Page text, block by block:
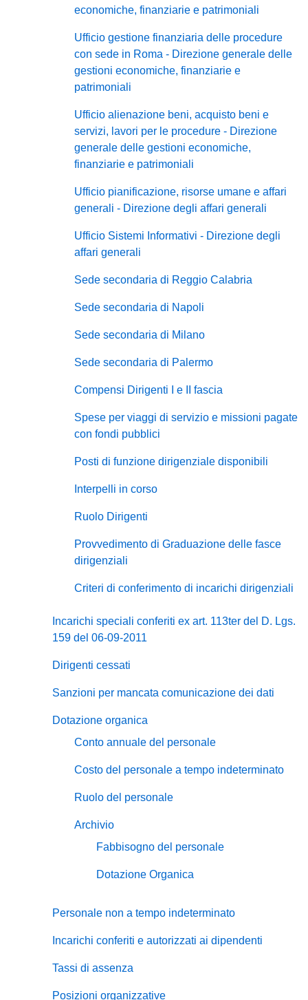
economiche, finanziarie e patrimoniali
Ufficio gestione finanziaria delle procedure
con sede in Roma - Direzione generale delle
gestioni economiche, finanziarie e
patrimoniali
Ufficio alienazione beni, acquisto beni e
servizi, lavori per le procedure - Direzione
generale delle gestioni economiche,
finanziarie e patrimoniali
Ufficio pianificazione, risorse umane e affari
generali - Direzione degli affari generali
Ufficio Sistemi Informativi - Direzione degli
affari generali
Sede secondaria di Reggio Calabria
Sede secondaria di Napoli
Sede secondaria di Milano
Sede secondaria di Palermo
Compensi Dirigenti I e II fascia
Spese per viaggi di servizio e missioni pagate
con fondi pubblici
Posti di funzione dirigenziale disponibili
Interpelli in corso
Ruolo Dirigenti
Provvedimento di Graduazione delle fasce
dirigenziali
Criteri di conferimento di incarichi dirigenziali
Incarichi speciali conferiti ex art. 113ter del D. Lgs.
159 del 06-09-2011
Dirigenti cessati
Sanzioni per mancata comunicazione dei dati
Dotazione organica
Conto annuale del personale
Costo del personale a tempo indeterminato
Ruolo del personale
Archivio
Fabbisogno del personale
Dotazione Organica
Personale non a tempo indeterminato
Incarichi conferiti e autorizzati ai dipendenti
Tassi di assenza
Posizioni organizzative